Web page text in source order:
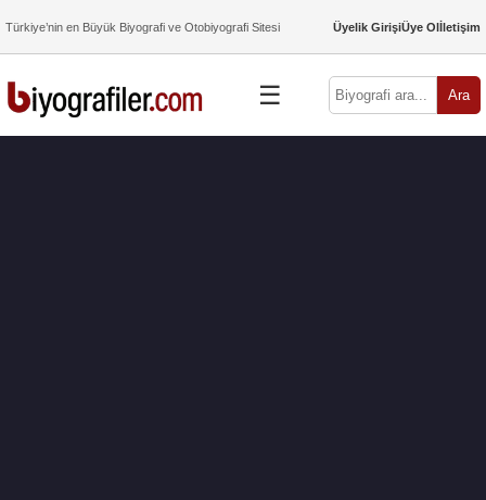
Türkiye’nin en Büyük Biyografi ve Otobiyografi Sitesi Üyelik GirişiÜye Olİletişim
☰ Ara